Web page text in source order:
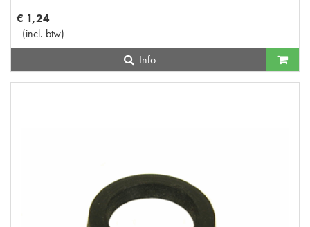
€ 1,24
(incl. btw)
Info